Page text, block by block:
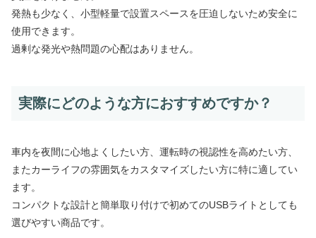
発熱も少なく、小型軽量で設置スペースを圧迫しないため安全に
使用できます。
過剰な発光や熱問題の心配はありません。
実際にどのような方におすすめですか？
車内を夜間に心地よくしたい方、運転時の視認性を高めたい方、
またカーライフの雰囲気をカスタマイズしたい方に特に適してい
ます。
コンパクトな設計と簡単取り付けで初めてのUSBライトとしても
選びやすい商品です。